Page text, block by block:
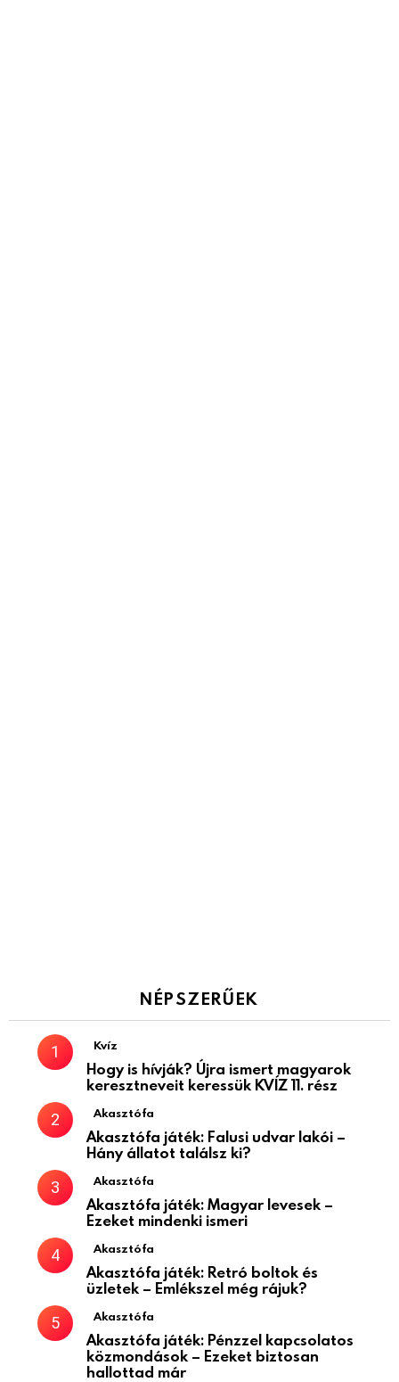
NÉPSZERŰEK
Kvíz
Hogy is hívják? Újra ismert magyarok
keresztneveit keressük KVÍZ 11. rész
Akasztófa
Akasztófa játék: Falusi udvar lakói –
Hány állatot találsz ki?
Akasztófa
Akasztófa játék: Magyar levesek –
Ezeket mindenki ismeri
Akasztófa
Akasztófa játék: Retró boltok és
üzletek – Emlékszel még rájuk?
Akasztófa
Akasztófa játék: Pénzzel kapcsolatos
közmondások – Ezeket biztosan
hallottad már